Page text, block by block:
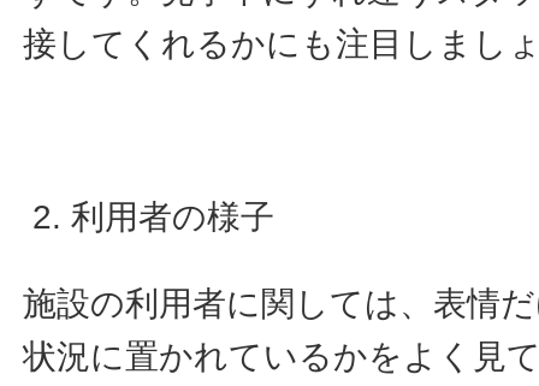
接してくれるかにも注目しまし
利用者の様子
施設の利用者に関しては、表情
状況に置かれているかをよく見